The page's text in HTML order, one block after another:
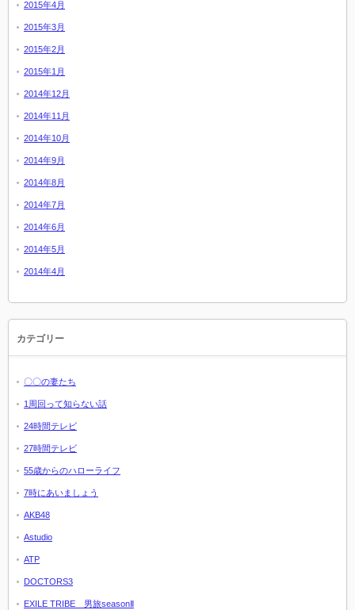
2015年4月
2015年3月
2015年2月
2015年1月
2014年12月
2014年11月
2014年10月
2014年9月
2014年8月
2014年7月
2014年6月
2014年5月
2014年4月
カテゴリー
〇〇の妻たち
1周回って知らない話
24時間テレビ
27時間テレビ
55歳からのハローライフ
7時にあいましょう
AKB48
Astudio
ATP
DOCTORS3
EXILE TRIBE 男旅seasonⅡ